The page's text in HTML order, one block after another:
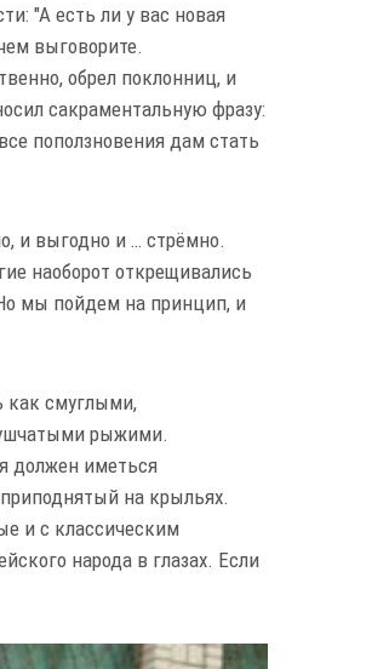
"А есть ли у вас новая
выговорите.
обрел поклонниц, и
сакраментальную фразу:
поползновения дам стать
и выгодно и … стрёмно.
наоборот открещивались
мы пойдем на принцип, и
как смуглыми,
рыжими.
должен иметься
на крыльях.
и с классическим
народа в глазах. Если